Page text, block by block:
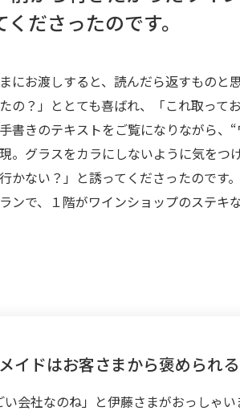
くださったのです。
にお渡しすると、読んだら返すもの
の？」ととても喜ばれ、「これ取って
書きのテキストをご覧になりながら、
。グラスをカラにしないように気を
かない？」と誘ってくださったのです。
ンで、１階がワインショップのステ
イドはお客さまから褒められ
い会社なのね」と伊藤さまがおっしゃ